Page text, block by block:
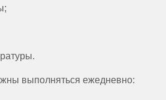
выполняться ежедневно: